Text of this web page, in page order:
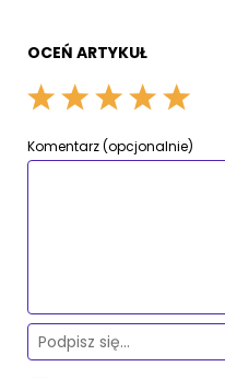
OCEŃ ARTYKUŁ
Komentarz (opcjonalnie)